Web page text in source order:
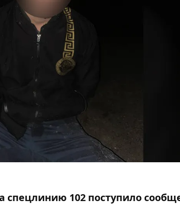
спецлинию 102 поступило